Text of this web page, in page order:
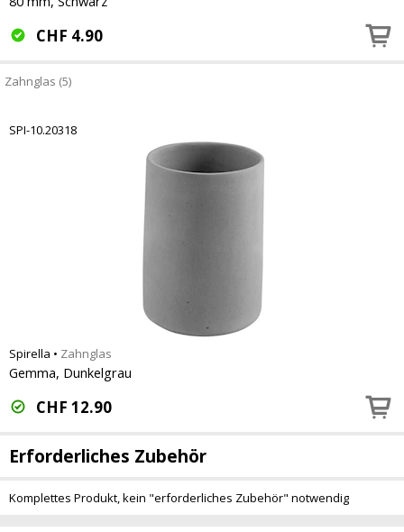
CHF 4.90
Zahnglas (5)
SPI-10.20318
Spirella • Zahnglas
Gemma, Dunkelgrau
CHF 12.90
Erforderliches Zubehör
Komplettes Produkt, kein "erforderliches Zubehör" notwendig